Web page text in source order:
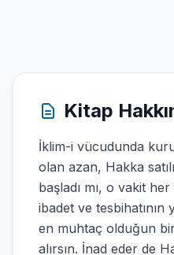
Kitap
İklim-i vücudunda
olan azan, Hakka
başladı mı, o vakit
ibadet ve
en muhtaç olduğun
alırsın. İnad eder de